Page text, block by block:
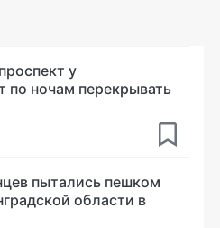
у
по ночам перекрывать
пытались пешком
области в